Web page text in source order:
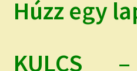
Húzz egy
KULCS